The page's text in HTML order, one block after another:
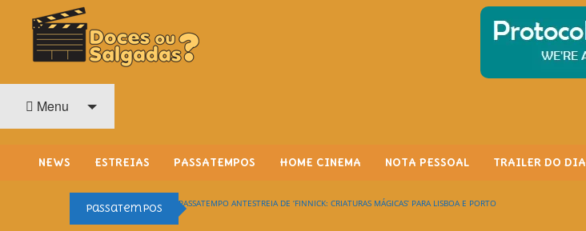
O Cinema? Uma Paixão!!
Menu
NEWS ESTREIAS PASSATEMPOS HOME CINEMA NOTA PESSOAL TRAILER DO DIA
Passatempos PASSATEMPO ANTESTREIA DE ‘FINNICK: CRIATURAS MÁGICAS’ PARA LISBOA E PORTO